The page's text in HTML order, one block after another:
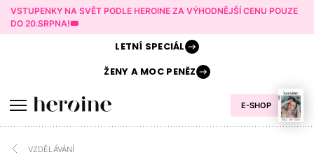
VSTUPENKY NA SVĚT PODLE HEROINE ZA VÝHODNĚJŠÍ CENU POUZE
DO 20.SRPNA!🎟️
E-SHOP
LETNÍ SPECIÁL
ŽENY AMOC PENĚZ
VZDĚLÁVÁNÍ